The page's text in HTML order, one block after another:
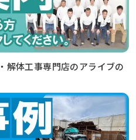
解体工事専門店のアライブの